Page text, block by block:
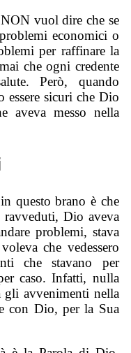
vuol dire che se
economici o
per raffinare la
che ogni credente
Però, quando
essere sicuri che Dio
aveva messo nella
questo brano è che
ravveduti, Dio aveva
problemi, stava
che vedessero
che stavano per
caso. Infatti, nulla
gli avvenimenti nella
con Dio, per la Sua